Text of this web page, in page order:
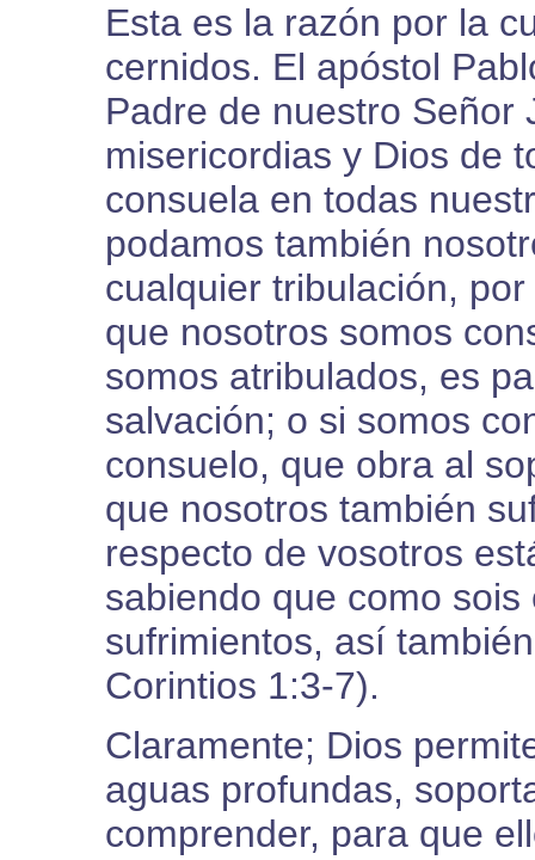
Esta es la razón por la
cernidos. El apóstol
Padre de nuestro Señor
misericordias y Dios de
consuela en todas
podamos también
cualquier tribulación,
que nosotros somos
somos atribulados, es
salvación; o si somos
consuelo, que obra al
que nosotros también
respecto de vosotros
sabiendo que como
sufrimientos, así
Corintios 1:3-7).
Claramente; Dios
aguas profundas,
comprender, para que